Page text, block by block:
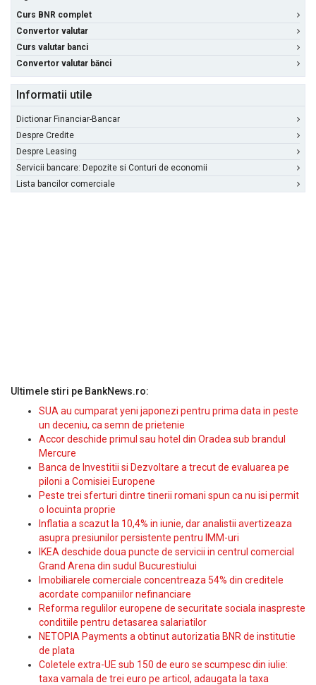
Curs BNR complet
Convertor valutar
Curs valutar banci
Convertor valutar bănci
Informatii utile
Dictionar Financiar-Bancar
Despre Credite
Despre Leasing
Servicii bancare: Depozite si Conturi de economii
Lista bancilor comerciale
Ultimele stiri pe BankNews.ro:
SUA au cumparat yeni japonezi pentru prima data in peste
un deceniu, ca semn de prietenie
Accor deschide primul sau hotel din Oradea sub brandul
Mercure
Banca de Investitii si Dezvoltare a trecut de evaluarea pe
piloni a Comisiei Europene
Peste trei sferturi dintre tinerii romani spun ca nu isi permit
o locuinta proprie
Inflatia a scazut la 10,4% in iunie, dar analistii avertizeaza
asupra presiunilor persistente pentru IMM-uri
IKEA deschide doua puncte de servicii in centrul comercial
Grand Arena din sudul Bucurestiului
Imobiliarele comerciale concentreaza 54% din creditele
acordate companiilor nefinanciare
Reforma regulilor europene de securitate sociala inaspreste
conditiile pentru detasarea salariatilor
NETOPIA Payments a obtinut autorizatia BNR de institutie
de plata
Coletele extra-UE sub 150 de euro se scumpesc din iulie:
taxa vamala de trei euro pe articol, adaugata la taxa